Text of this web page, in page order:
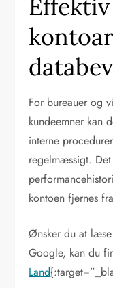
Effektiv
For bureauer og
kundeemner kan
interne
regelmæssigt.
kontoen fjernes
Ønsker du at
Google, kan du
Land